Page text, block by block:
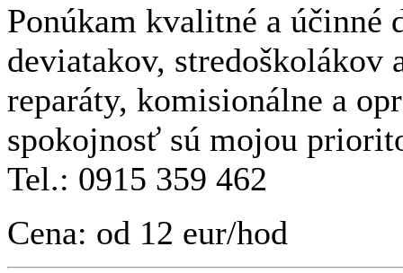
Ponúkam kvalitné a účinné
deviatakov, stredoškolákov
reparáty, komisionálne a
spokojnosť sú mojou
Tel.: 0915 359 462
Cena: od 12 eur/hod